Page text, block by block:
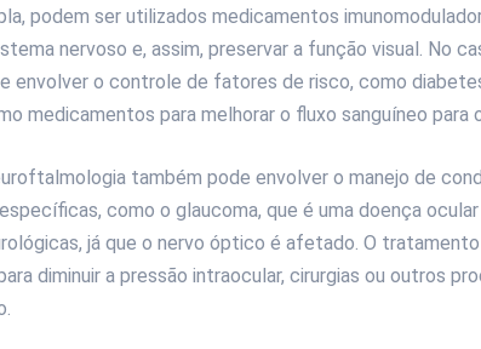
podem ser utilizados medicamentos
nervoso e, assim, preservar a função visual. No
envolver o controle de fatores de risco, como
medicamentos para melhorar o fluxo sanguíneo para
também pode envolver o manejo de
como o glaucoma, que é uma doença
já que o nervo óptico é afetado. O
diminuir a pressão intraocular, cirurgias ou outros